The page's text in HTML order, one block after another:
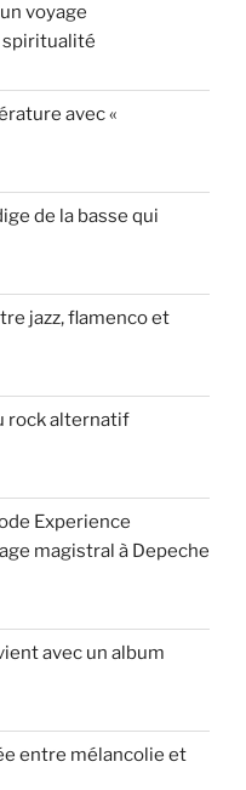
voyage
spiritualité
avec «
de la basse qui
jazz, flamenco et
rock alternatif
Experience
magistral à Depeche
avec un album
entre mélancolie et